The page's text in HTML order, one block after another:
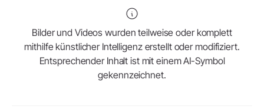
Bilder und Videos wurden teilweise oder komplett
mithilfe künstlicher Intelligenz erstellt oder modifiziert.
Entsprechender Inhalt ist mit einem AI-Symbol
gekennzeichnet.